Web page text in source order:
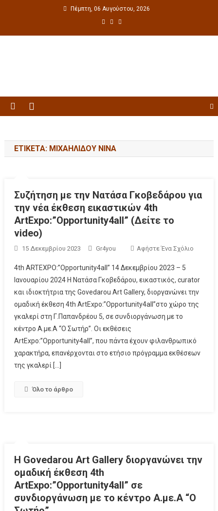
Πέμπτη, 06 Αυγούστου, 2026
ΕΤΙΚΈΤΑ: ΜΙΧΑΗΛΊΔΟΥ ΝΊΝΑ
Συζήτηση με την Νατάσα Γκοβεδάρου για
την νέα έκθεση εικαστικών 4th
ArtExpo:”Opportunity4all” (Δείτε το
video)
15 Δεκεμβρίου 2023 Gr4you Αφήστε Ένα Σχόλιο
4th ARTEXPO:”Opportunity4all” 14 Δεκεμβρίου 2023 – 5
Ιανουαρίου 2024 Η Νατάσα Γκοβεδάρου, εικαστικός, curator
και ιδιοκτήτρια της Govedarou Art Gallery, διοργανώνει την
ομαδική έκθεση 4th ArtExpo:”Opportunity4all”στο χώρο της
γκαλερί στη Γ.Παπανδρέου 5, σε συνδιοργάνωση με το
κέντρο Α.με.Α “Ο Σωτήρ”. Οι εκθέσεις
ArtExpo:”Opportunity4all”, που πάντα έχουν φιλανθρωπικό
χαρακτήρα, επανέρχονται στο ετήσιο πρόγραμμα εκθέσεων
της γκαλερί […]
Όλο το άρθρο
Η Govedarou Art Gallery διοργανώνει την
ομαδική έκθεση 4th
ArtExpo:”Opportunity4all” σε
συνδιοργάνωση με το κέντρο Α.με.Α “Ο